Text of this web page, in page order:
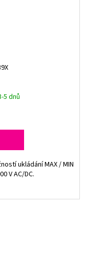
5 dnů
ukládání MAX / MIN
V AC/DC.